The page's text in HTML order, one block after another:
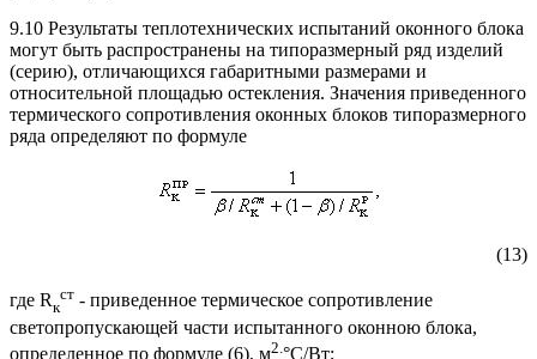
9.10 Результаты теплотехнических испытаний оконного блока
могут быть распространены на типоразмерный ряд изделий
(серию), отличающихся габаритными размерами и
относительной площадью остекления. Значения приведенного
термического сопротивления оконных блоков типоразмерного
ряда определяют по формуле
(13)
где Rк
ст - приведенное термическое сопротивление
светопропускающей части испытанного оконною блока,
определенное по формуле (6), м2 °С/Вт;